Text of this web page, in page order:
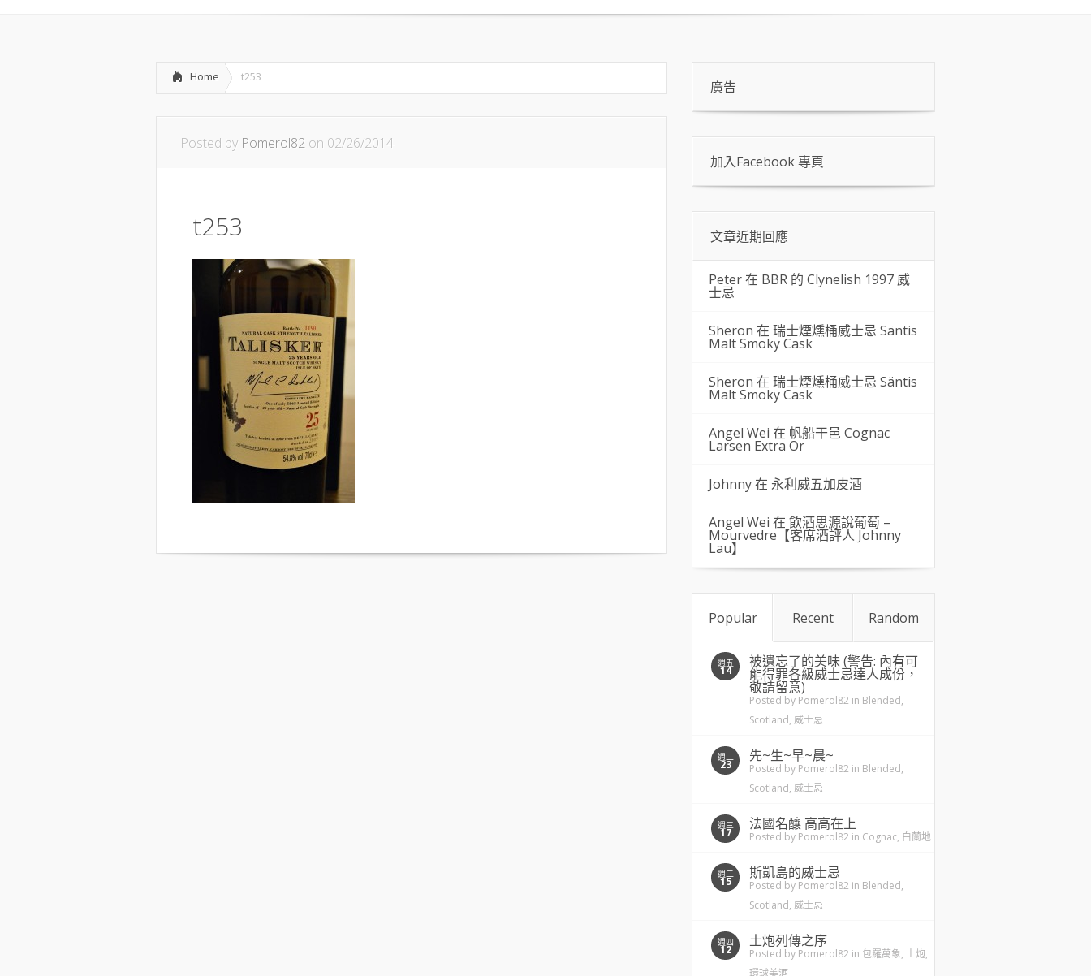
Home t253
Posted by Pomerol82 on 02/26/2014
t253
廣告
加入Facebook 專頁
文章近期回應
Peter 在 BBR 的 Clynelish 1997 威
士忌
Sheron 在 瑞士煙燻桶威士忌 Säntis
Malt Smoky Cask
Sheron 在 瑞士煙燻桶威士忌 Säntis
Malt Smoky Cask
Angel Wei 在 帆船干邑 Cognac
Larsen Extra Or
Johnny 在 永利威五加皮酒
Angel Wei 在 飲酒思源說葡萄 –
Mourvedre【客席酒評人 Johnny
Lau】
Popular Recent Random
週五
14
被遺忘了的美味 (警告: 內有可
能得罪各級威士忌達人成份，
敬請留意)
Posted by Pomerol82 in Blended,
Scotland, 威士忌
週二
23
先~生~早~晨~
Posted by Pomerol82 in Blended,
Scotland, 威士忌
週三
17
法國名釀 高高在上
Posted by Pomerol82 in Cognac, 白蘭地
週二
15
斯凱島的威士忌
Posted by Pomerol82 in Blended,
Scotland, 威士忌
週四
12
土炮列傳之序
Posted by Pomerol82 in 包羅萬象, 土炮,